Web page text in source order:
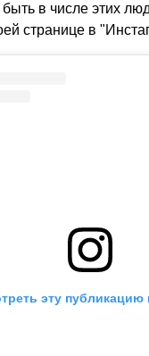
в числе этих
странице в
эту публикацию